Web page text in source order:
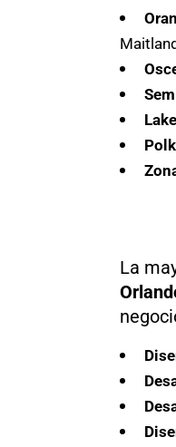
La